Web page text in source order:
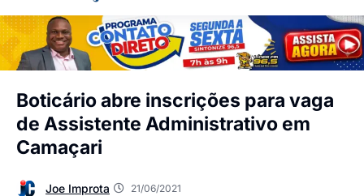
Boticário abre inscrições para vaga
de Assistente Administrativo em
Camaçari
Joe Improta 21/06/2021